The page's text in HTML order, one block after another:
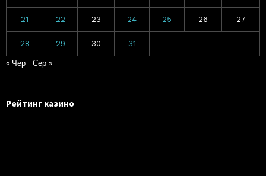
21 22 23 24 25 26 27
28 29 30 31
« Чер Сер »
Рейтинг казино